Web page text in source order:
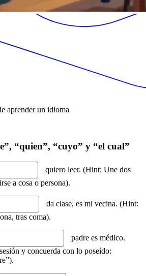
aprender un idioma
“quien”, “cuyo” y “el cual”
quiero leer. (Hint: Une dos
a cosa o persona).
da clase, es mi vecina. (Hint:
tras coma).
padre es médico.
y concuerda con lo poseído: